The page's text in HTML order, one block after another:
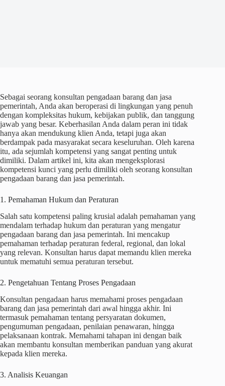
Sebagai seorang konsultan pengadaan barang dan jasa
pemerintah, Anda akan beroperasi di lingkungan yang penuh
dengan kompleksitas hukum, kebijakan publik, dan tanggung
jawab yang besar. Keberhasilan Anda dalam peran ini tidak
hanya akan mendukung klien Anda, tetapi juga akan
berdampak pada masyarakat secara keseluruhan. Oleh karena
itu, ada sejumlah kompetensi yang sangat penting untuk
dimiliki. Dalam artikel ini, kita akan mengeksplorasi
kompetensi kunci yang perlu dimiliki oleh seorang konsultan
pengadaan barang dan jasa pemerintah.
1. Pemahaman Hukum dan Peraturan
Salah satu kompetensi paling krusial adalah pemahaman yang
mendalam terhadap hukum dan peraturan yang mengatur
pengadaan barang dan jasa pemerintah. Ini mencakup
pemahaman terhadap peraturan federal, regional, dan lokal
yang relevan. Konsultan harus dapat memandu klien mereka
untuk mematuhi semua peraturan tersebut.
2. Pengetahuan Tentang Proses Pengadaan
Konsultan pengadaan harus memahami proses pengadaan
barang dan jasa pemerintah dari awal hingga akhir. Ini
termasuk pemahaman tentang persyaratan dokumen,
pengumuman pengadaan, penilaian penawaran, hingga
pelaksanaan kontrak. Memahami tahapan ini dengan baik
akan membantu konsultan memberikan panduan yang akurat
kepada klien mereka.
3. Analisis Keuangan